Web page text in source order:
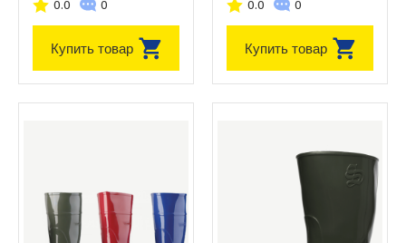
0.0 0
Купить товар
0.0 0
Купить товар